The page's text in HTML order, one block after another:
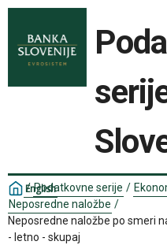
English
/ Podatkovne serije /
Neposredne naložbe /
Neposredne naložbe po smeri
- letno - skupaj